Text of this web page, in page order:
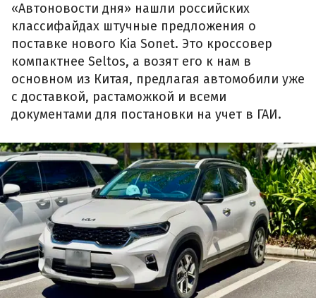
«Автоновости дня» нашли российских
классифайдах штучные предложения о
поставке нового Kia Sonet. Это кроссовер
компактнее Seltos, а возят его к нам в
основном из Китая, предлагая автомобили уже
с доставкой, растаможкой и всеми
документами для постановки на учет в ГАИ.